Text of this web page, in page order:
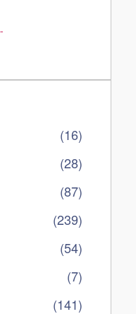
(16)
(28)
(87)
(239)
(54)
(7)
(141)